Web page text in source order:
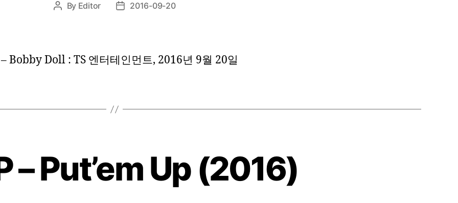
Post
By Editor
Post2016-09-20
Bobby Doll : TS 엔터테인먼트, 2016년 9월 20일
– Put’em Up (2016)